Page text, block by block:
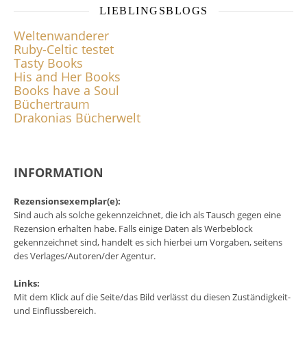
LIEBLINGSBLOGS
Weltenwanderer
Ruby-Celtic testet
Tasty Books
His and Her Books
Books have a Soul
Büchertraum
Drakonias Bücherwelt
INFORMATION
Rezensionsexemplar(e):
Sind auch als solche gekennzeichnet, die ich als Tausch gegen eine
Rezension erhalten habe. Falls einige Daten als Werbeblock
gekennzeichnet sind, handelt es sich hierbei um Vorgaben, seitens
des Verlages/Autoren/der Agentur.
Links:
Mit dem Klick auf die Seite/das Bild verlässt du diesen Zuständigkeit-
und Einflussbereich.